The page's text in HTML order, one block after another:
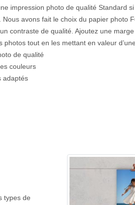
impression photo de qualité Standard
Nous avons fait le choix du papier photo
contraste de qualité. Ajoutez une
photos tout en les mettant en valeur
de qualité
couleurs
adaptés
types de